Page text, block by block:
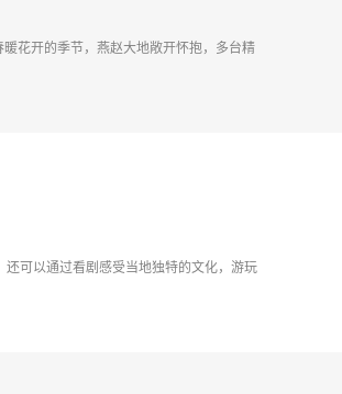
花开的季节，燕赵大地敞开怀抱，多台精
可以通过看剧感受当地独特的文化，游玩